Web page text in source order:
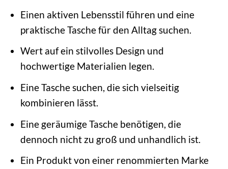
Einen aktiven Lebensstil führen und eine
praktische Tasche für den Alltag suchen.
Wert auf ein stilvolles Design und
hochwertige Materialien legen.
Eine Tasche suchen, die sich vielseitig
kombinieren lässt.
Eine geräumige Tasche benötigen, die
dennoch nicht zu groß und unhandlich ist.
Ein Produkt von einer renommierten Marke